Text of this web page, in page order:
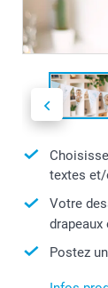
textes
Votre
drapeaux
Postez